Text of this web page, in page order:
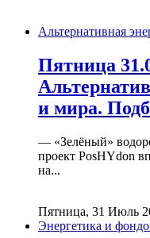
Альтернативная
Пятница
и мира.
— «Зелёный»
проект PosHYdon
на...
Пятница, 31 Июль
Энергетика и